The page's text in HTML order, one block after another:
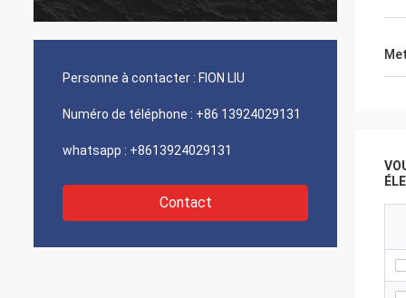
dans les affaires ! Merci ! Tout dans le
haute qualité trop et contactera votre
Personne à contacter : FION LIU
Numéro de téléphone : +86 13924029131
whatsapp : +8613924029131
Contact